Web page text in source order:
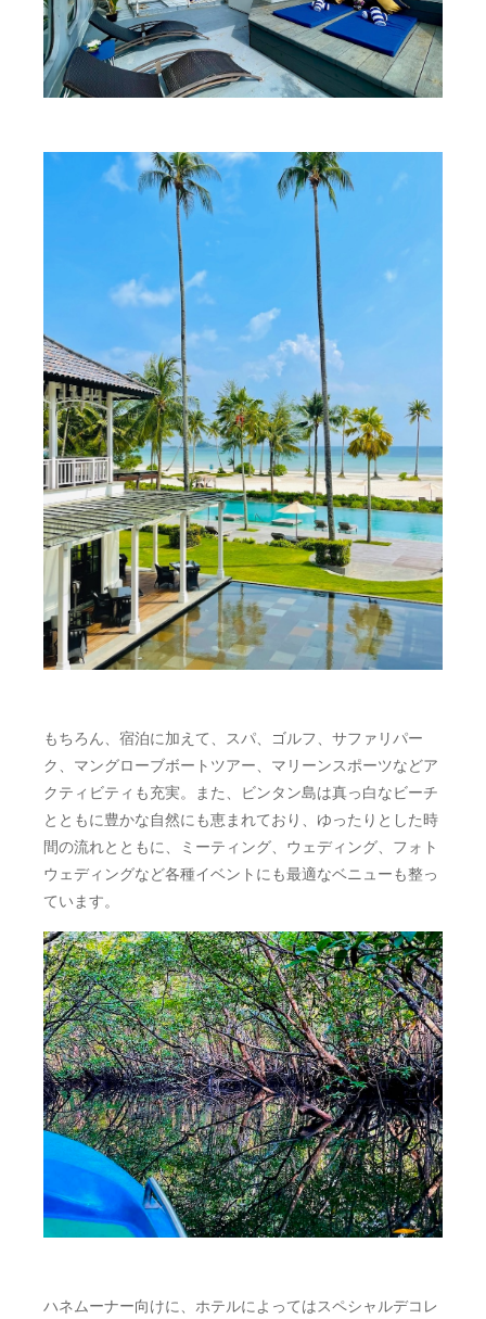
もちろん、宿泊に加えて、スパ、ゴルフ、サファリパー
ク、マングローブボートツアー、マリーンスポーツなどア
クティビティも充実。また、ビンタン島は真っ白なビーチ
とともに豊かな自然にも恵まれており、ゆったりとした時
間の流れとともに、ミーティング、ウェディング、フォト
ウェディングなど各種イベントにも最適なベニューも整っ
ています。
ハネムーナー向けに、ホテルによってはスペシャルデコレ